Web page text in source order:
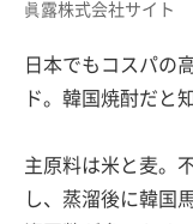
眞露株式会社サイト
日本でもコスパの
ド。韓国焼酎だと
主原料は米と麦。
し、蒸溜後に韓国